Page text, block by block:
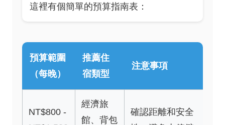
這裡有個簡單的預算指南表：
預算範圍
（每晚）
推薦住
宿類型
注意事項
NT$800 -
經濟旅
館、背包
確認距離和安全